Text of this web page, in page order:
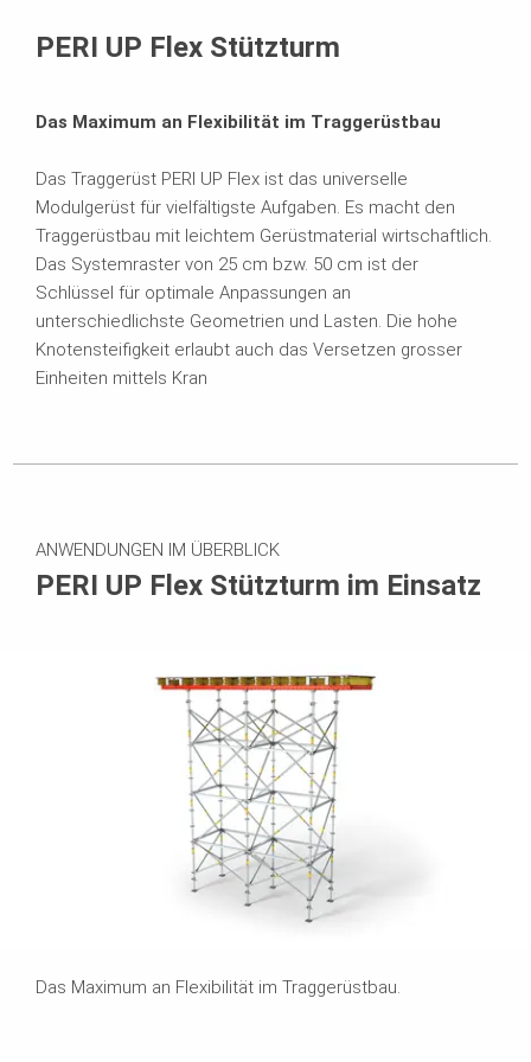
PERI UP Flex Stützturm
Das Maximum an Flexibilität im Traggerüstbau
Das Traggerüst PERI UP Flex ist das universelle
Modulgerüst für vielfältigste Aufgaben. Es macht den
Traggerüstbau mit leichtem Gerüstmaterial wirtschaftlich.
Das Systemraster von 25 cm bzw. 50 cm ist der
Schlüssel für optimale Anpassungen an
unterschiedlichste Geometrien und Lasten. Die hohe
Knotensteifigkeit erlaubt auch das Versetzen grosser
Einheiten mittels Kran
ANWENDUNGEN IM ÜBERBLICK
PERI UP Flex Stützturm im Einsatz
Das Maximum an Flexibilität im Traggerüstbau.